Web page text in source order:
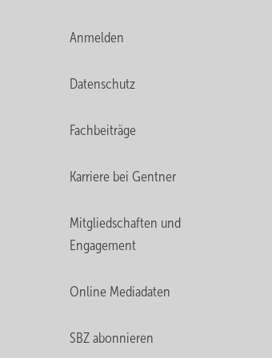
Anmelden
Datenschutz
Fachbeiträge
Karriere bei Gentner
Mitgliedschaften und
Engagement
Online Mediadaten
SBZ abonnieren